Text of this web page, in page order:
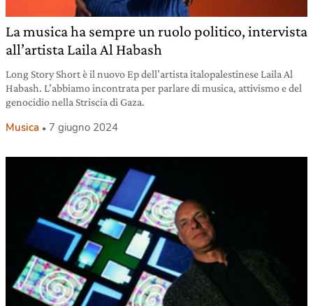
La musica ha sempre un ruolo politico, intervista
all’artista Laila Al Habash
Long Story Short è il nuovo Ep dell’artista italopalestinese Laila Al
Habash. L’abbiamo incontrata per parlare di musica, attivismo e del
genocidio nella Striscia di Gaza.
Musica 7 giugno 2024